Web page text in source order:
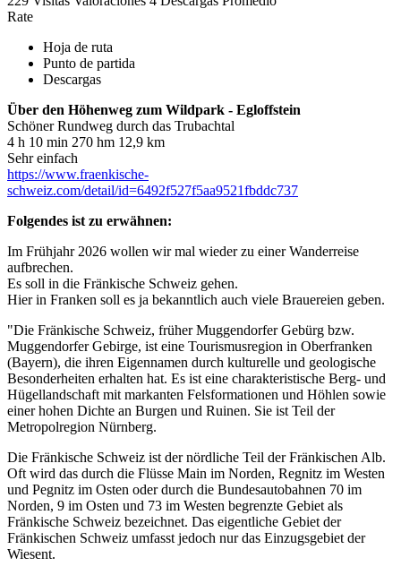
Rate
Hoja de ruta
Punto de partida
Descargas
Über den Höhenweg zum Wildpark - Egloffstein
Schöner Rundweg durch das Trubachtal
4 h 10 min 270 hm 12,9 km
Sehr einfach
https://www.fraenkische-
schweiz.com/detail/id=6492f527f5aa9521fbddc737
Folgendes ist zu erwähnen:
Im Frühjahr 2026 wollen wir mal wieder zu einer Wanderreise
aufbrechen.
Es soll in die Fränkische Schweiz gehen.
Hier in Franken soll es ja bekanntlich auch viele Brauereien geben.
"Die Fränkische Schweiz, früher Muggendorfer Gebürg bzw.
Muggendorfer Gebirge, ist eine Tourismusregion in Oberfranken
(Bayern), die ihren Eigennamen durch kulturelle und geologische
Besonderheiten erhalten hat. Es ist eine charakteristische Berg- und
Hügellandschaft mit markanten Felsformationen und Höhlen sowie
einer hohen Dichte an Burgen und Ruinen. Sie ist Teil der
Metropolregion Nürnberg.
Die Fränkische Schweiz ist der nördliche Teil der Fränkischen Alb.
Oft wird das durch die Flüsse Main im Norden, Regnitz im Westen
und Pegnitz im Osten oder durch die Bundesautobahnen 70 im
Norden, 9 im Osten und 73 im Westen begrenzte Gebiet als
Fränkische Schweiz bezeichnet. Das eigentliche Gebiet der
Fränkischen Schweiz umfasst jedoch nur das Einzugsgebiet der
Wiesent.